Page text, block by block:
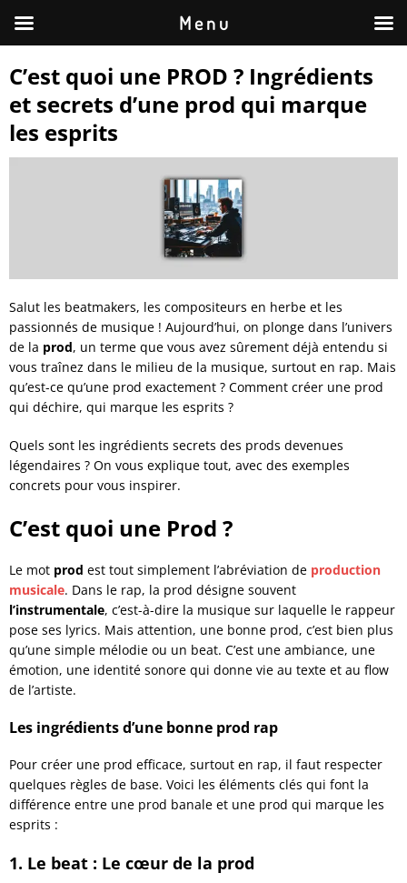
C’est quoi une PROD ? Ingrédients
et secrets d’une prod qui marque
les esprits
Salut les beatmakers, les compositeurs en herbe et les
passionnés de musique ! Aujourd’hui, on plonge dans l’univers
de la prod, un terme que vous avez sûrement déjà entendu si
vous traînez dans le milieu de la musique, surtout en rap. Mais
qu’est-ce qu’une prod exactement ? Comment créer une prod
qui déchire, qui marque les esprits ?
Quels sont les ingrédients secrets des prods devenues
légendaires ? On vous explique tout, avec des exemples
concrets pour vous inspirer.
C’est quoi une Prod ?
Le mot prod est tout simplement l’abréviation de production
musicale. Dans le rap, la prod désigne souvent
l’instrumentale, c’est-à-dire la musique sur laquelle le rappeur
pose ses lyrics. Mais attention, une bonne prod, c’est bien plus
qu’une simple mélodie ou un beat. C’est une ambiance, une
émotion, une identité sonore qui donne vie au texte et au flow
de l’artiste.
Les ingrédients d’une bonne prod rap
Pour créer une prod efficace, surtout en rap, il faut respecter
quelques règles de base. Voici les éléments clés qui font la
différence entre une prod banale et une prod qui marque les
esprits :
1. Le beat : Le cœur de la prod
M e n u